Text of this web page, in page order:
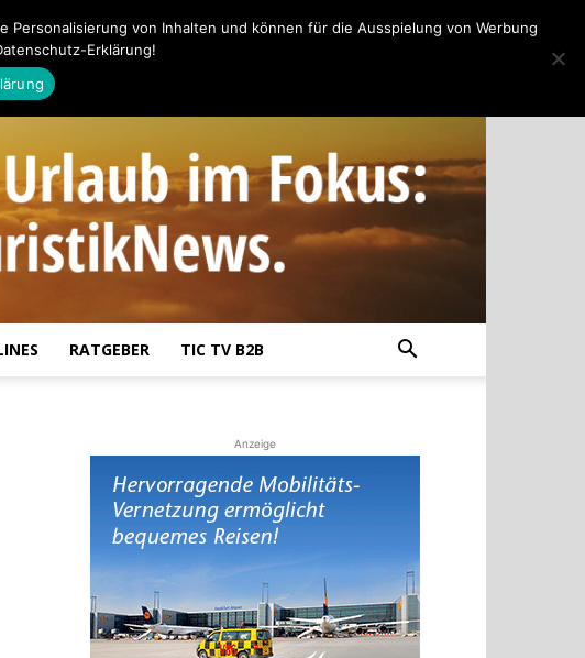
RATGEBER TIC TV B2B
Anzeige
von Inhalten und können für die Ausspielung von Werbung
Erklärung!